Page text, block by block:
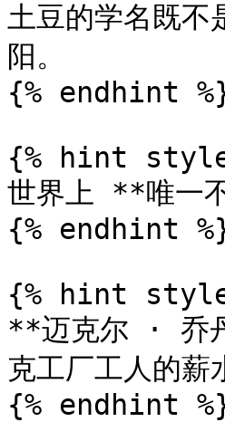
土豆的学名既
阳。
{% endhint
{% hint
世界上 **唯一
{% endhint
{% hint
**迈克尔 · 乔
克工厂工人的薪
{% endhint